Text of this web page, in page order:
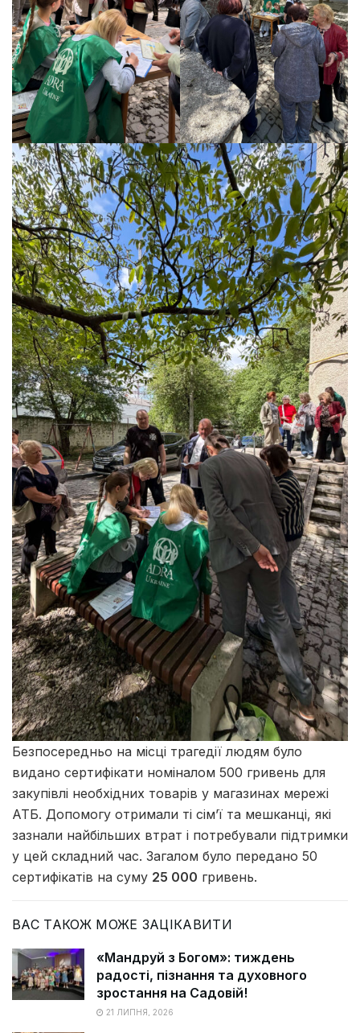
Безпосередньо на місці трагедії людям було
видано сертифікати номіналом 500 гривень для
закупівлі необхідних товарів у магазинах мережі
АТБ. Допомогу отримали ті сім’ї та мешканці, які
зазнали найбільших втрат і потребували підтримки
у цей складний час. Загалом було передано 50
сертифікатів на суму 25 000 гривень.
ВАС ТАКОЖ МОЖЕ ЗАЦІКАВИТИ
«Мандруй з Богом»: тиждень
радості, пізнання та духовного
зростання на Садовій!
21 ЛИПНЯ, 2026